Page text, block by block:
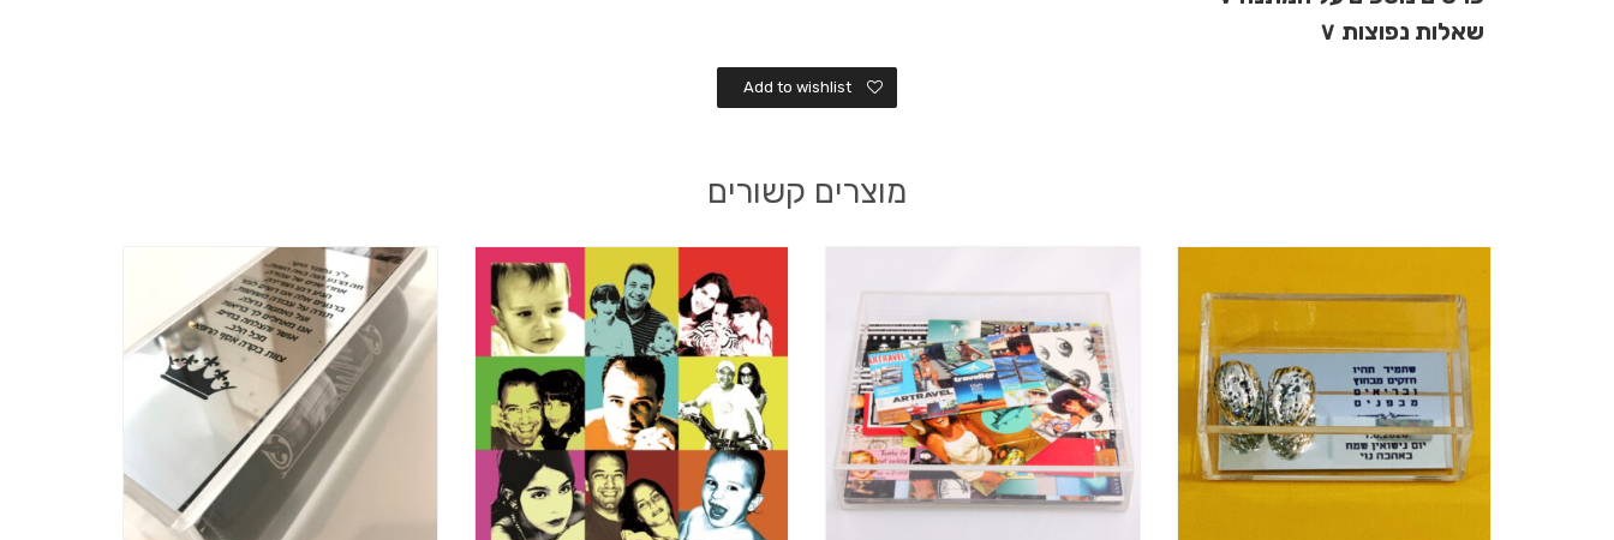
שאלות נפוצות ∨
Add to wishlist
מוצרים קשורים